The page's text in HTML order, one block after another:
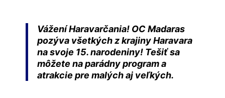
Vážení Haravarčania! OC Madaras
pozýva všetkých z krajiny Haravara
na svoje 15. narodeniny! Tešiť sa
môžete na parádny program a
atrakcie pre malých aj veľkých.